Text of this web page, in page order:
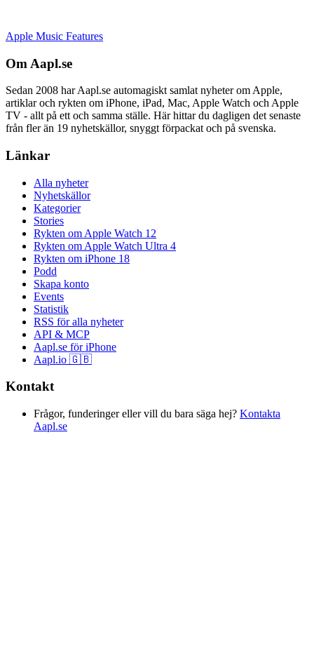
Apple Music Features
Om Aapl.se
Sedan 2008 har Aapl.se automagiskt samlat nyheter om Apple,
artiklar och rykten om iPhone, iPad, Mac, Apple Watch och Apple
TV - allt på ett och samma ställe. Här hittar du dagligen det senaste
från fler än 19 nyhetskällor, snyggt förpackat och på svenska.
Länkar
Alla nyheter
Nyhetskällor
Kategorier
Stories
Rykten om Apple Watch 12
Rykten om Apple Watch Ultra 4
Rykten om iPhone 18
Podd
Skapa konto
Events
Statistik
RSS för alla nyheter
API & MCP
Aapl.se för iPhone
Aapl.io 🇬🇧
Kontakt
Frågor, funderinger eller vill du bara säga hej? Kontakta
Aapl.se